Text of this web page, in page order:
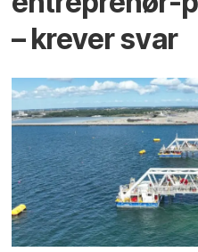
– krever svar